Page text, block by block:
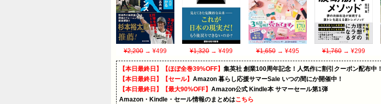
¥2,200 → ¥499 ¥1,320→ ¥499 ¥1,650→ ¥495 ¥1,760→ ¥299
【本日最終日】【ほぼ全巻39%OFF】 集英社 創業100周年記念！人気作に割引クーポン配布中！
【本日最終日】【セール】 Amazon 暮らし応援サマーSale いつの間にか開催中！
【本日最終日】【最大90%OFF】 Amazon公式 Kindle本 サマーセール第1弾
Amazon・Kindle・セール情報のまとめはこちら